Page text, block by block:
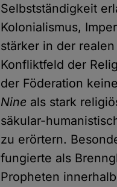
Selbstständigkeit
Kolonialismus,
stärker in der
Konfliktfeld der
der Föderation
Nine als stark
säkular-
zu erörtern.
fungierte als
Propheten